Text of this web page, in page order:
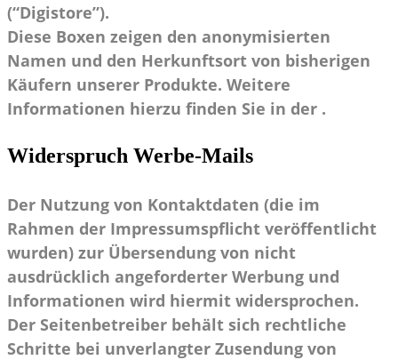
(“Digistore”).
Diese Boxen zeigen den anonymisierten
Namen und den Herkunftsort von bisherigen
Käufern unserer Produkte. Weitere
Informationen hierzu finden Sie in der .
Widerspruch Werbe-Mails
Der Nutzung von Kontaktdaten (die im
Rahmen der Impressumspflicht veröffentlicht
wurden) zur Übersendung von nicht
ausdrücklich angeforderter Werbung und
Informationen wird hiermit widersprochen.
Der Seitenbetreiber behält sich rechtliche
Schritte bei unverlangter Zusendung von